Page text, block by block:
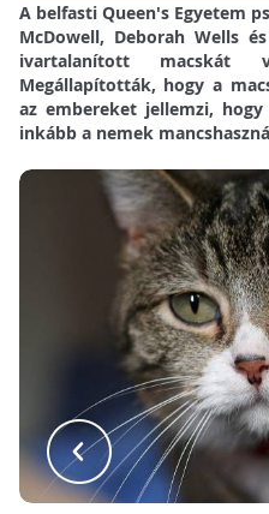
A belfasti Queen's Egyetem
McDowell, Deborah Wells
ivartalanított macskát
Megállapították, hogy a
az embereket jellemzi,
inkább a nemek